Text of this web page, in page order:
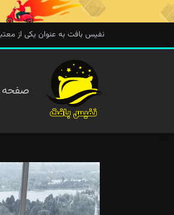
نفیس بافت به عنوان یکی از
صفحه